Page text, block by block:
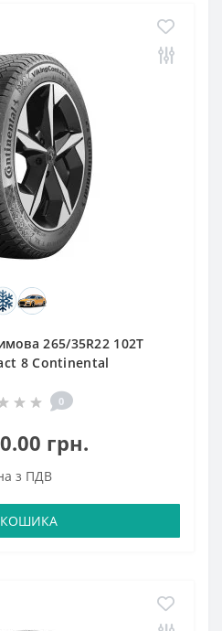
265/35R22 102T
8 Continental
0
грн.
з ПДВ